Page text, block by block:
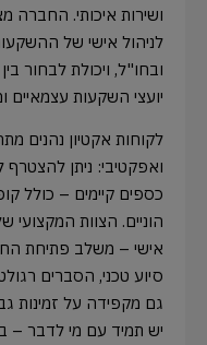
ושירות איכותי. החברה
לניהול אישי של
ובחו"ל, ויכולת לבחור
יועצי השקעות עצמאיים
לקוחות אקטיון נהנים
כספים קיימים – כולל
הוניים. הצוות
אישי – משלב פתיחת
סיוע טכני, הסברים
גם מקפידה על זמינות
יש תמיד עם מי לדבר –